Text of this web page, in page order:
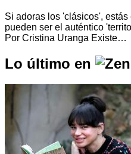
Si adoras los 'clásicos',
pueden ser el auténtico
Por Cristina Uranga Existe…
Lo último en